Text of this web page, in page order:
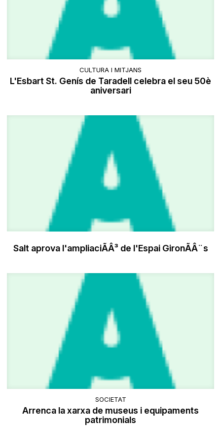
CULTURA I MITJANS
L'Esbart St. Genís de Taradell celebra el seu 50è
aniversari
Salt aprova l'ampliaciÃÂ³ de l'Espai GironÃÂ¨s
SOCIETAT
Arrenca la xarxa de museus i equipaments
patrimonials